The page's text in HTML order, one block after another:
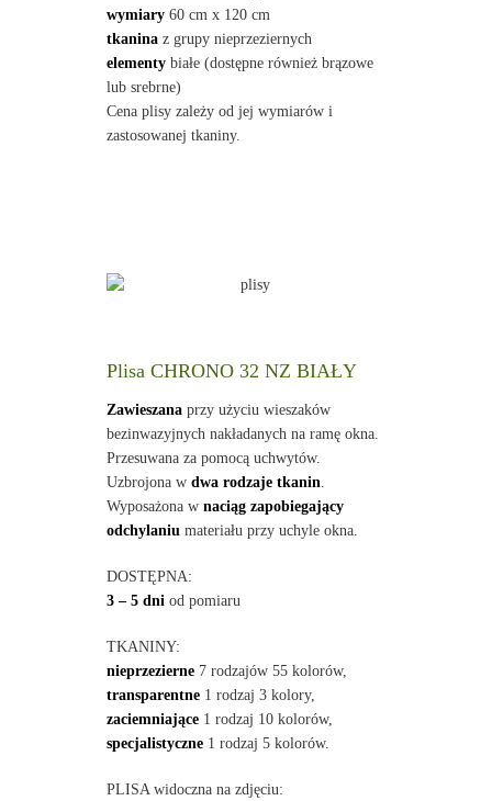
wymiary60 cm x 120 cm
tkaninaz grupy nieprzeziernych
elementybiałe (dostępne również brązowe
lub srebrne)
Cena plisy zależy od jej wymiarów i
zastosowanej tkaniny.
Plisa CHRONO 32 NZ BIAŁY
Zawieszanaprzy użyciu wieszaków
bezinwazyjnych nakładanych na ramę okna.
Przesuwana za pomocą uchwytów.
Uzbrojona w dwa rodzaje tkanin
Wyposażona w naciąg zapobiegający
odchylaniu materiału przy uchyle okna.
DOSTĘPNA:
3 – 5 dni od pomiaru
TKANINY:
nieprzezierne7 rodzajów 55 kolorów,
transparentne1 rodzaj 3 kolory,
zaciemniające1 rodzaj 10 kolorów,
specjalistyczne1 rodzaj 5 kolorów.
PLISA widoczna na zdjęciu: